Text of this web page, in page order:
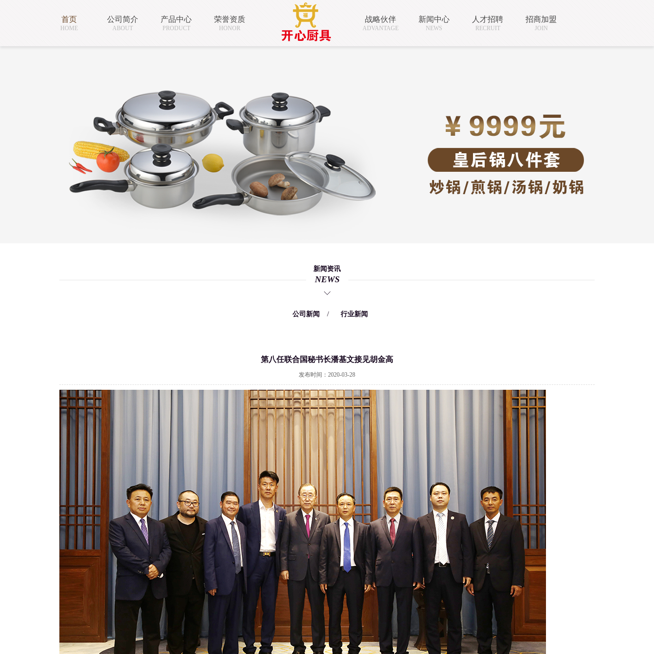
首页
HOME
公司简介
ABOUT
产品中心
PRODUCT
荣誉资质
HONOR
战略伙伴
ADVANTAGE
新闻中心
NEWS
人才招聘
RECRUIT
招商加盟
JOIN
新闻资讯
NEWS
公司新闻 / 行业新闻
第八任联合国秘书长潘基文接见胡金高
发布时间：2020-03-28